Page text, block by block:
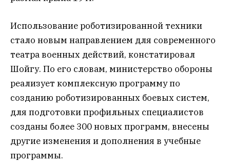
Использование роботизированной техники
стало новым направлением для современного
театра военных действий, констатировал
Шойгу. По его словам, министерство обороны
реализует комплексную программу по
созданию роботизированных боевых систем,
для подготовки профильных специалистов
созданы более 300 новых программ, внесены
другие изменения и дополнения в учебные
программы.